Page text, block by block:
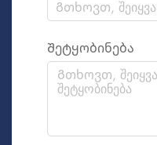
Შეტყობინება